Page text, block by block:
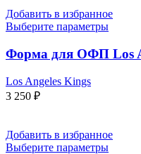
Добавить в избранное
Выберите параметры
Форма для ОФП Los
Los Angeles Kings
3 250 ₽
Добавить в избранное
Выберите параметры